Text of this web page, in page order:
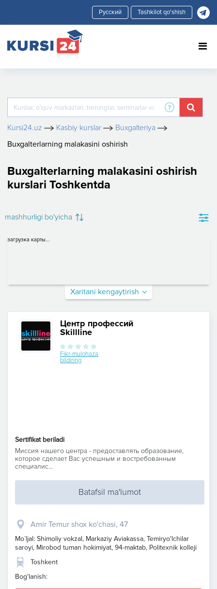
Tashkilot qo'shish
Kursi24.uz Kasbiy kurslar
Buxgalteriya
Buxgalterlarning malakasini oshirish
Buxgalterlarning malakasini oshirish
kurslari Toshkentda
mashhurligi bo'yicha
загрузка карты...
Xaritani kengaytirish
Центр профессий
Skillline
Fikr-mulohaza
bildiring
Sertifikat beriladi
Миссия нашего центра - предоставлять образование,
которое сделает Вас успешным и востребованным
специалис...
Batafsil ma'lumot
Amir Temur shox ko'chasi, 47
Mo`ljal: Shimoliy vokzal, Markaziy Aviakassa, Temiryo'lchilar
saroyi, Mirobod tuman hokimiyat, 94-maktab, Politexnik kolleji
Toshkent
Bog'lanish: